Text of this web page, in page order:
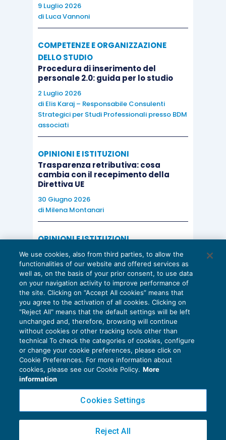
9 Luglio 2026
di Luca Vannoni
COMPETENZE E ORGANIZZAZIONE
DELLO STUDIO
Procedura di inserimento del
personale 2.0: guida per lo studio
2 Luglio 2026
di Elis Karaj – Responsabile Consulenti
Strategici per Studi Professionali presso BDM
associati
OPINIONI E ISTITUZIONI
Trasparenza retributiva: cosa
cambia con il recepimento della
Direttiva UE
30 Giugno 2026
di Milena Montanari
OPINIONI E ISTITUZIONI
Valorizzare il potenziale dello Studio:
una riflessione sul futuro della
consulenza del lavoro
15 Giugno 2026
di Milena Montanari
Privacy Policy
Cookie Policy
Copyright 2016 ©Gruppo Euroconference S.p.A.v2.32.2
Piazza Luigi Einaudi, 10N01 - 20124 Milano - info@ecnews.it
We use cookies, also from third parties, to allow the
functionalities of our website and offered services as
well as, on the basis of your prior consent, to use data
on your navigation activity to improve performance of
the site. Clicking on “Accept All cookies” means that
you agree to the activation of all cookies. Clicking on
"Reject All" means that the default settings will be left
unchanged and, therefore, browsing will continue
without cookies or other tracking tools other than
technical To check the categories of cookies, configure
or change your cookie preferences, please click on
Cookie Preferences. For more information about
cookies, please see our Cookie Policy. More
information
Cookies Settings
Reject All